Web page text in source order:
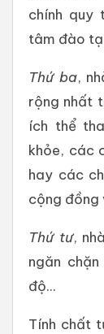
chính quy
tâm đào
Thứ ba,
rộng nhất
ích thể
khỏe, các
hay các
cộng đồng
Thứ tư,
ngăn
độ...
Tính chất